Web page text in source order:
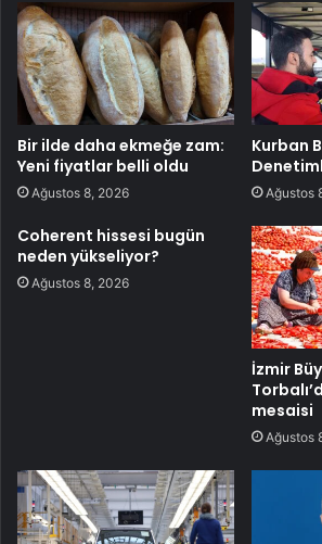
Bir ilde daha ekmeğe zam:
Yeni fiyatlar belli oldu
Ağustos 8, 2026
Kurban
Ağustos
Coherent hissesi bugün
neden yükseliyor?
Ağustos 8, 2026
İzmir
mesaisi
Ağustos